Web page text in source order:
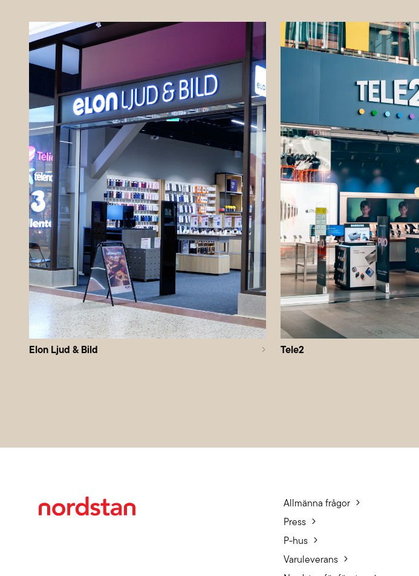
Elon Ljud & Bild Tele2
Allmänna frågor
Press
P-hus
Varuleverans